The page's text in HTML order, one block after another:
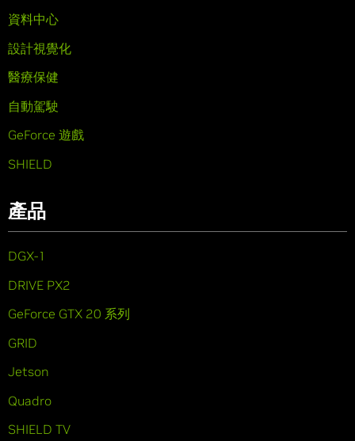
資料中心
設計視覺化
醫療保健
自動駕駛
GeForce 遊戲
SHIELD
產品
DGX-1
DRIVE PX2
GeForce GTX 20 系列
GRID
Jetson
Quadro
SHIELD TV